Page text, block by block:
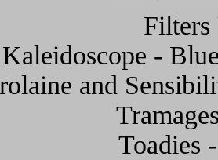
-
and
Toadies